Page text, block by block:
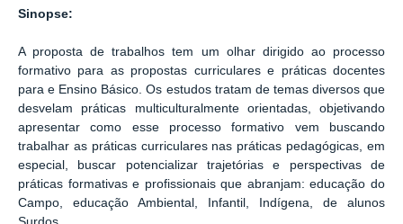
Sinopse:
A proposta de trabalhos tem um olhar dirigido ao processo
formativo para as propostas curriculares e práticas docentes
para e Ensino Básico. Os estudos tratam de temas diversos que
desvelam práticas multiculturalmente orientadas, objetivando
apresentar como esse processo formativo vem buscando
trabalhar as práticas curriculares nas práticas pedagógicas, em
especial, buscar potencializar trajetórias e perspectivas de
práticas formativas e profissionais que abranjam: educação do
Campo, educação Ambiental, Infantil, Indígena, de alunos